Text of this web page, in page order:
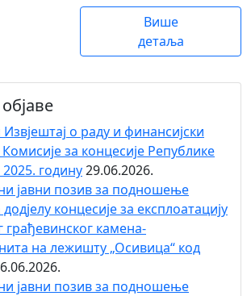
Више
детаља
о раду и финансијски
Комисије за концесије Републике
годину29.06.2026.
јавни позив за подношење
концесије за експлоатацију
грађевинског камена-
на лежишту „Осивица“ код
јавни позив за подношење